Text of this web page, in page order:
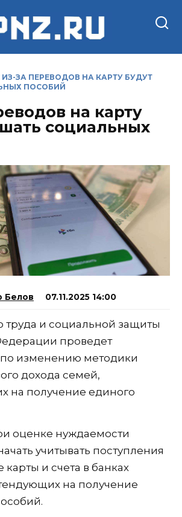
ИЗ-ЗА ПЕРЕВОДОВ НА КАРТУ БУДУТ
ПОСОБИЙ
на карту
социальных
Белов 07.11.2025 14:00
труда и социальной защиты
проведет
изменению методики
дохода семей,
на получение единого
оценке нуждаемости
учитывать поступления
карты и счета в банках
на получение